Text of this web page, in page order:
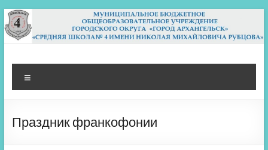
Перейти
к
содержимому
МБОУ СШ 4
Архангельск
Праздник франкофонии